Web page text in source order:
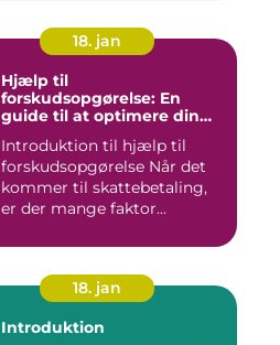
18. jan
Hjælp til
forskudsopgørelse: En
guide til at optimere din
Introduktion til hjælp til
forskudsopgørelse Når det
kommer til skattebetaling,
er der mange faktor...
18. jan
Introduktion